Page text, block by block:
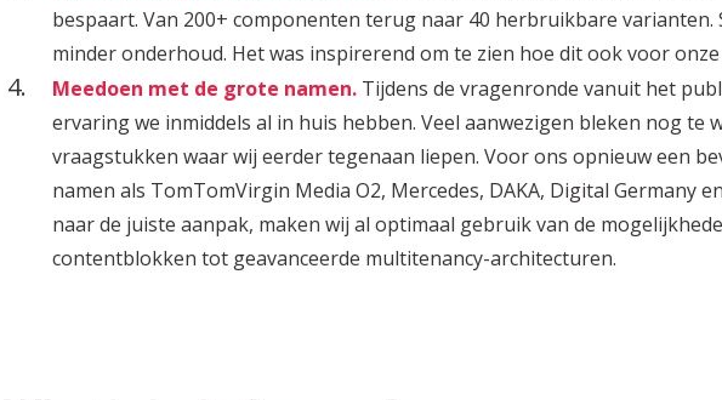
bespaart. Van 200+ componenten terug naar 40 herbruikbare varianten.
minder onderhoud. Het was inspirerend om te zien hoe dit ook voor
Meedoen met de grote namen. Tijdens de vragenronde vanuit het
ervaring we inmiddels al in huis hebben. Veel aanwezigen bleken nog te
vraagstukken waar wij eerder tegenaan liepen. Voor ons opnieuw een
namen als TomTomVirgin Media O2, Mercedes, DAKA, Digital Germany
naar de juiste aanpak, maken wij al optimaal gebruik van de
contentblokken tot geavanceerde multitenancy-architecturen.